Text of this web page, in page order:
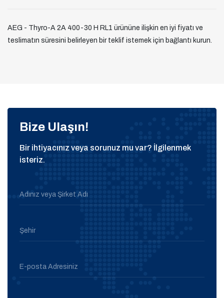
AEG - Thyro-A 2A 400-30 H RL1 ürününe ilişkin en iyi fiyatı ve
teslimatın süresini belirleyen bir teklif istemek için bağlantı kurun.
Bize Ulaşın!
Bir ihtiyacınız veya sorunuz mu var? İlgilenmek
isteriz.
Adınız veya Şirket Adı
Şehir
E-posta Adresiniz